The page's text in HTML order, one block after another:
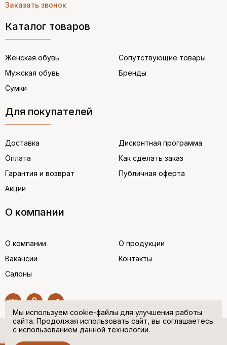
Каталог товаров
Женская обувь
Мужская обувь
Сумки
Сопутствующие товары
Бренды
Для покупателей
Доставка
Оплата
Гарантия и возврат
Акции
Дисконтная программа
Как сделать заказ
Публичная оферта
О компании
О компании
Вакансии
Салоны
О продукции
Контакты
Заказать звонок
© “НЕМЕЦКАЯ ОБУВЬ” 2017. Все права защищены.
Мы используем cookie-файлы для улучшения работы
сайта. Продолжая использовать сайт, вы соглашаетесь
с использованием данной технологии.